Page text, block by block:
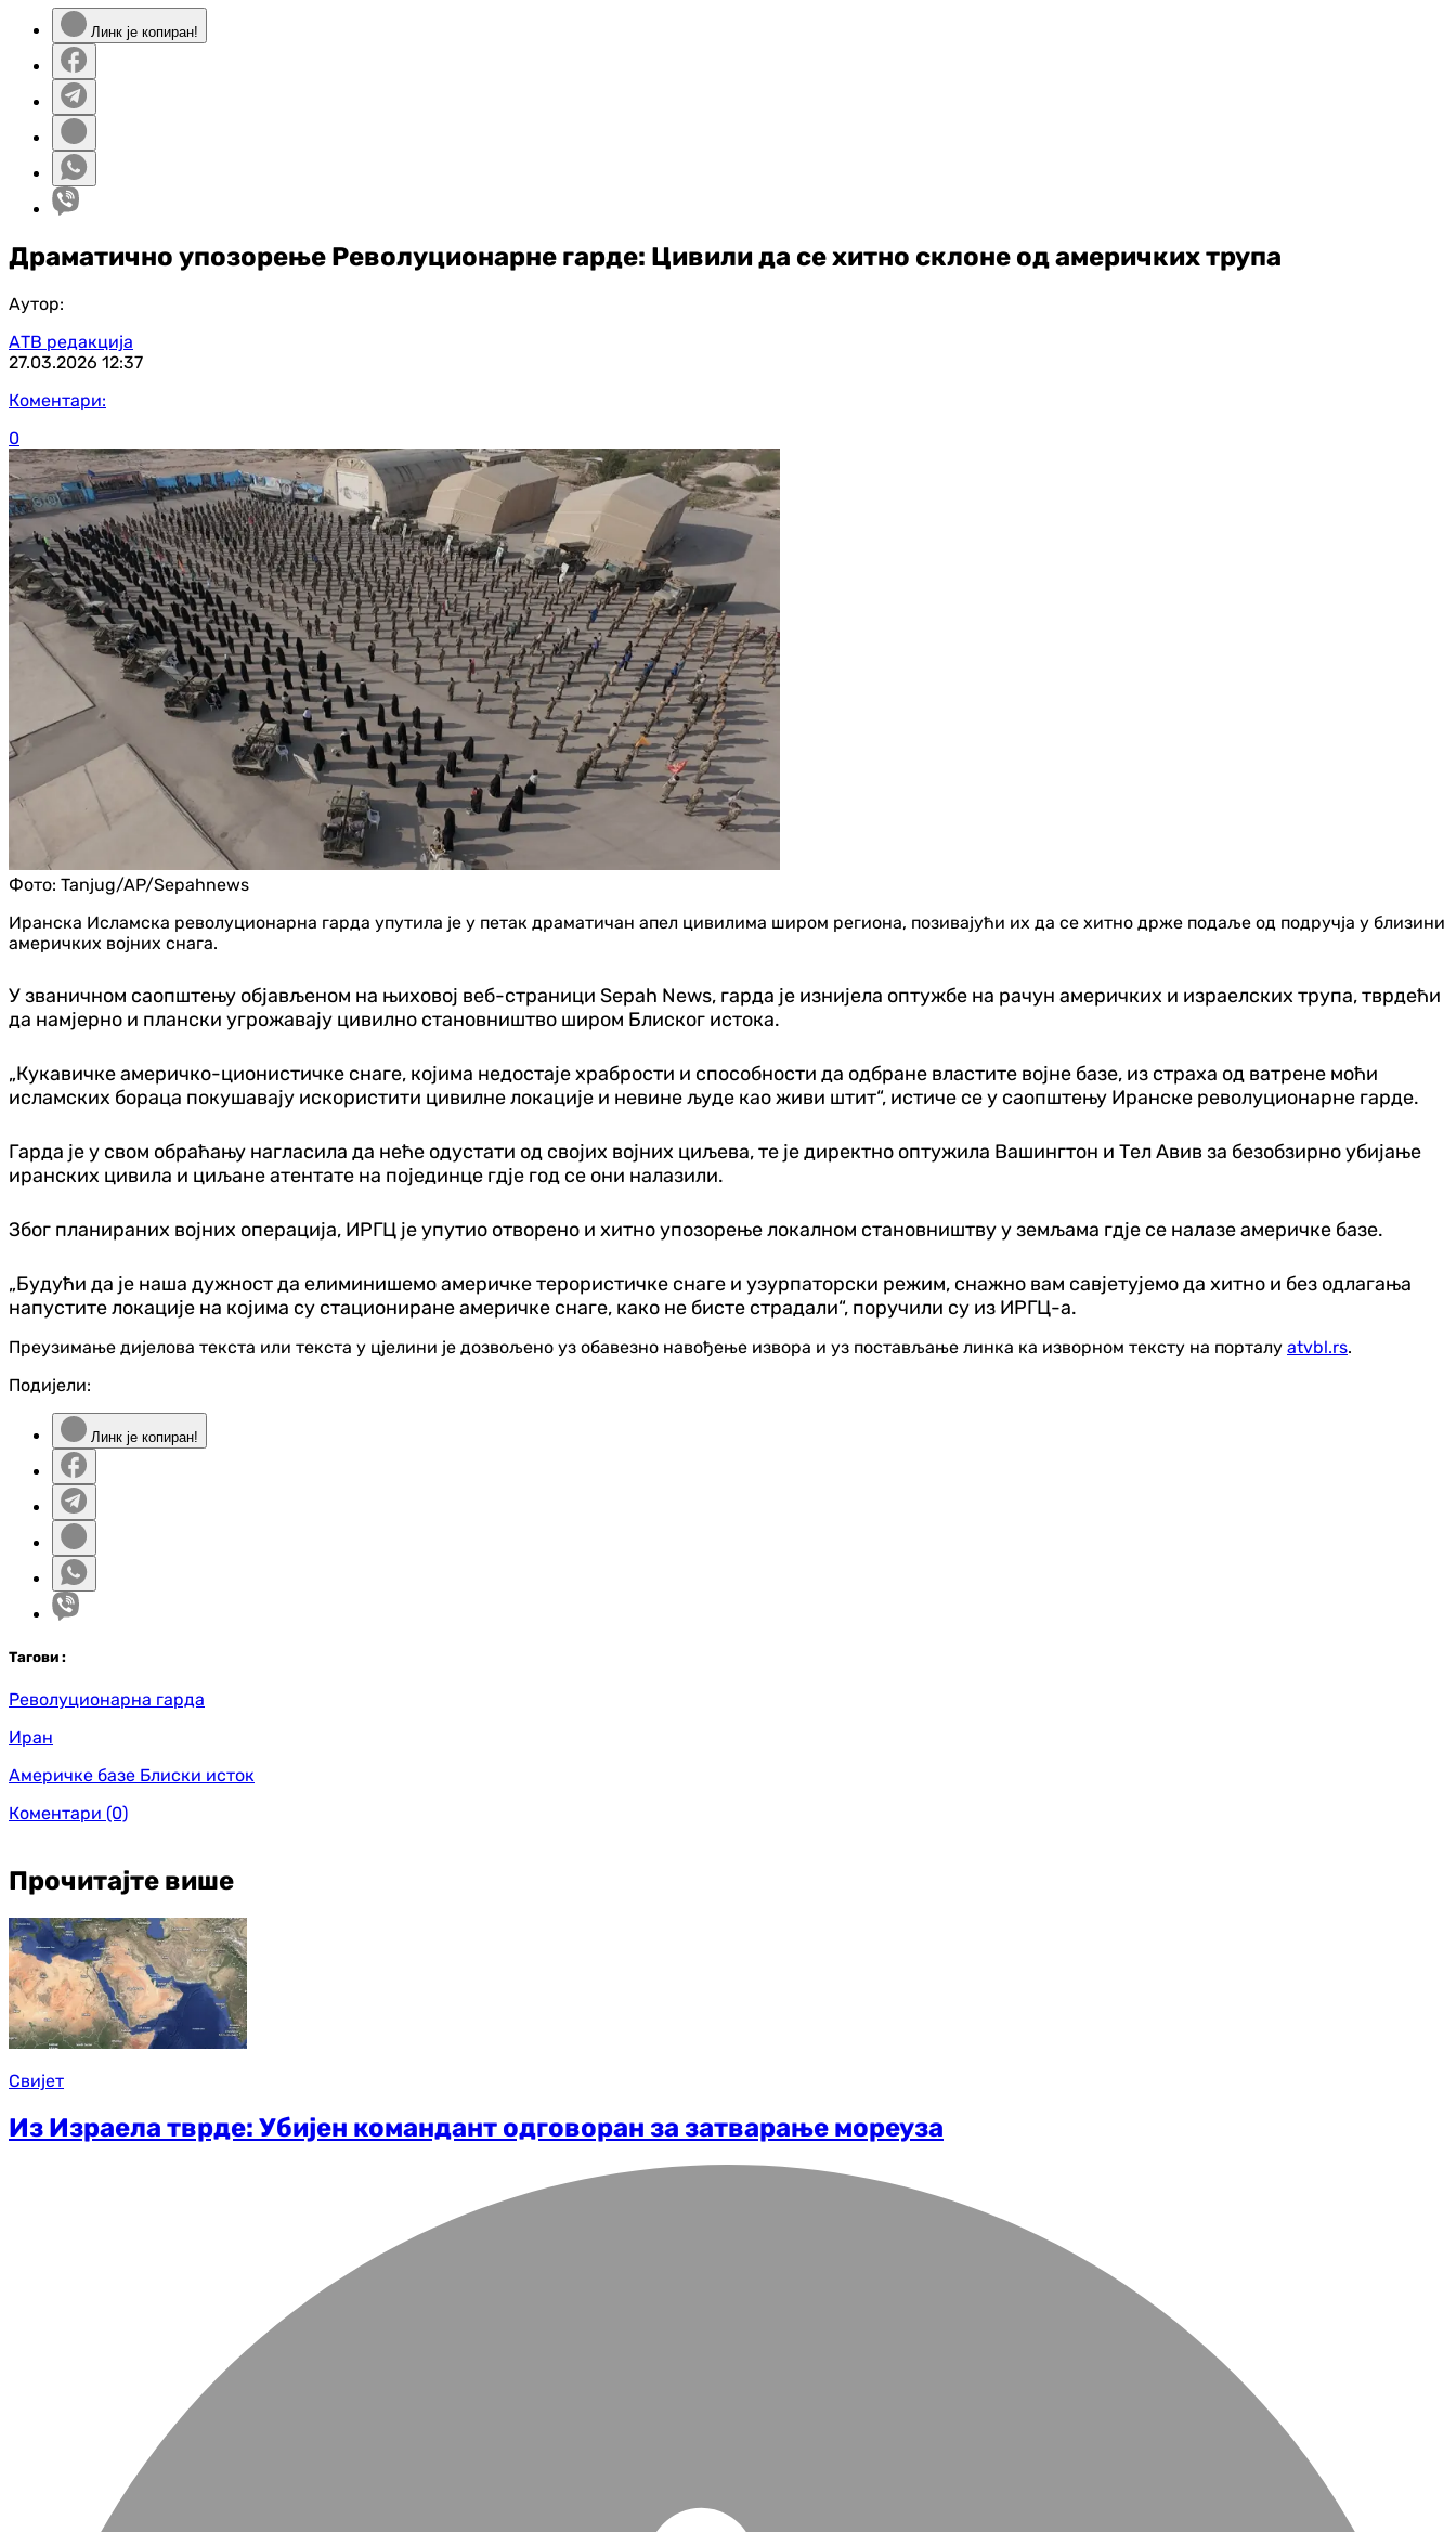
Линк је копиран!
Драматично упозорење Револуционарне гарде: Цивили да се хитно склоне од америчких трупа
Аутор:
АТВ редакција
27.03.2026 12:37
Коментари:
0
Фото: Tanjug/AP/Sepahnews
Иранска Исламска револуционарна гарда упутила је у петак драматичан апел цивилима широм региона, позивајући их да се хитно држе подаље од подручја у близини
америчких војних снага.
У званичном саопштењу објављеном на њиховој веб-страници Sepah News, гарда је изнијела оптужбе на рачун америчких и израелских трупа, тврдећи
да намјерно и плански угрожавају цивилно становништво широм Блиског истока.
„Кукавичке америчко-ционистичке снаге, којима недостаје храбрости и способности да одбране властите војне базе, из страха од ватрене моћи
исламских бораца покушавају искористити цивилне локације и невине људе као живи штит“, истиче се у саопштењу Иранске револуционарне гарде.
Гарда је у свом обраћању нагласила да неће одустати од својих војних циљева, те је директно оптужила Вашингтон и Тел Авив за безобзирно убијање
иранских цивила и циљане атентате на појединце гдје год се они налазили.
Због планираних војних операција, ИРГЦ је упутио отворено и хитно упозорење локалном становништву у земљама гдје се налазе америчке базе.
„Будући да је наша дужност да елиминишемо америчке терористичке снаге и узурпаторски режим, снажно вам савјетујемо да хитно и без одлагања
напустите локације на којима су стациониране америчке снаге, како не бисте страдали“, поручили су из ИРГЦ-а.
Преузимање дијелова текста или текста у цјелини је дозвољено уз обавезно навођење извора и уз постављање линка ка изворном тексту на порталу atvbl.rs.
Подијели:
Линк је копиран!
Тагови :
Револуционарна гарда
Иран
Америчке базе Блиски исток
Коментари (0)
Прочитајте више
Свијет
Из Израела тврде: Убијен командант одговоран за затварање мореуза